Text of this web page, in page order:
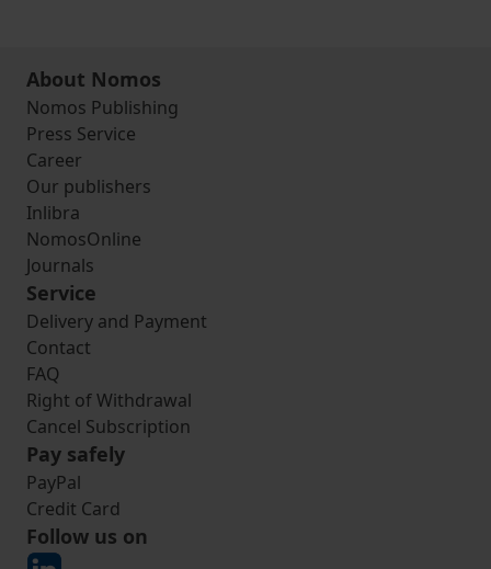
About Nomos
Nomos Publishing
Press Service
Career
Our publishers
Inlibra
NomosOnline
Journals
Service
Delivery and Payment
Contact
FAQ
Right of Withdrawal
Cancel Subscription
Pay safely
PayPal
Credit Card
Follow us on